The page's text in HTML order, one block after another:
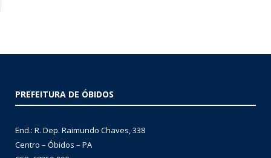
PREFEITURA DE ÓBIDOS
End.: R. Dep. Raimundo Chaves, 338
Centro – Óbidos – PA